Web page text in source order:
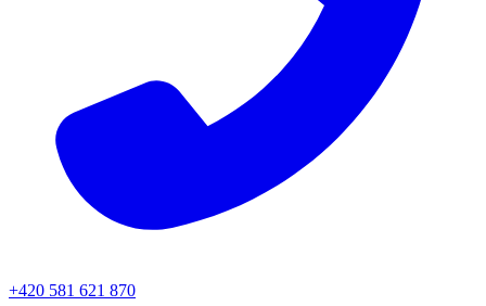
+420 581 621 870